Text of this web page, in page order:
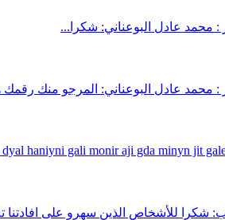
: محمد عادل البوعناني: شكرا...
: محمد عادل البوعناني: المرجو منك رقمك
haniyni gali monir aji gda minyn jit galei
شكرا للأشخاص الذين سهرو على افادتنا